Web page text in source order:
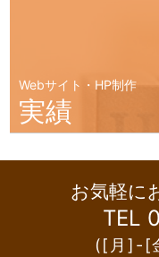
Webサイト・HP制作
実績
お気軽に
TEL
([月]-[